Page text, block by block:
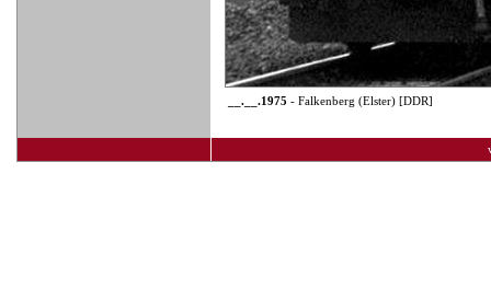
__.__.1975 - Falkenberg (Elster) [DDR]